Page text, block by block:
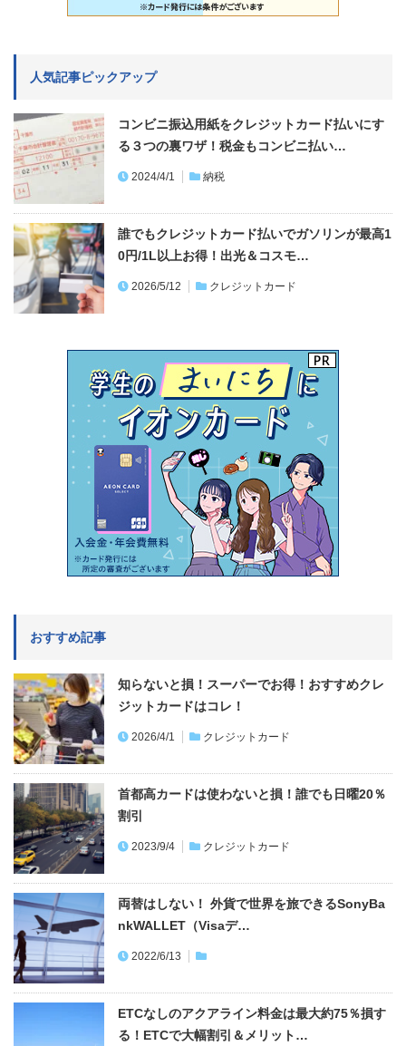
人気記事ピックアップ
コンビニ振込用紙をクレジットカード払いにす
る３つの裏ワザ！税金もコンビニ払い…
2024/4/1 納税
誰でもクレジットカード払いでガソリンが最高1
0円/1L以上お得！出光＆コスモ…
2026/5/12 クレジットカード
おすすめ記事
知らないと損！スーパーでお得！おすすめクレ
ジットカードはコレ！
2026/4/1 クレジットカード
首都高カードは使わないと損！誰でも日曜20％
割引
2023/9/4 クレジットカード
両替はしない！ 外貨で世界を旅できるSonyBa
nkWALLET（Visaデ…
2022/6/13
ETCなしのアクアライン料金は最大約75％損す
る！ETCで大幅割引＆メリット…